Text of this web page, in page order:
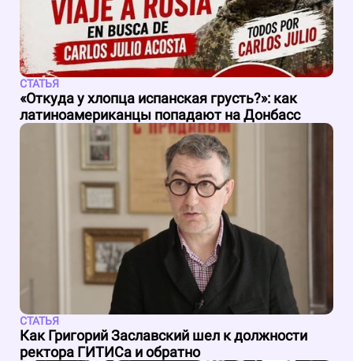
СТАТЬЯ
«Откуда у хлопца испанская грусть?»: как
латиноамериканцы попадают на Донбасс
СТАТЬЯ
Как Григорий Заславский шел к должности
ректора ГИТИСа и обратно